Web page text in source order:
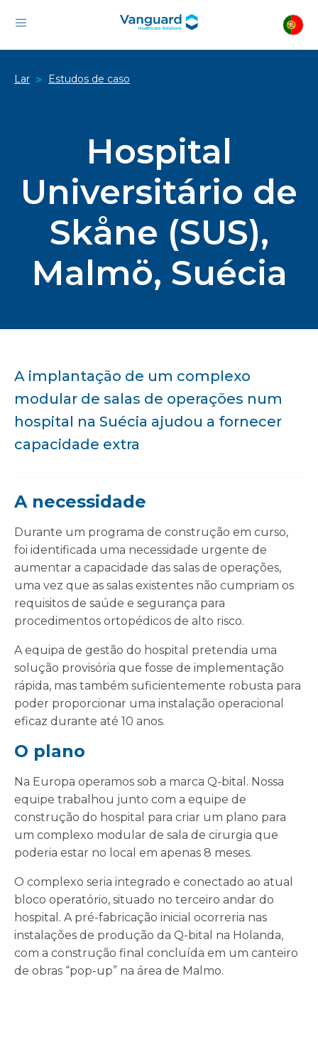
Lar > Estudos de caso
Hospital
Universitário de
Skåne (SUS),
Malmö, Suécia
A implantação de um complexo
modular de salas de operações num
hospital na Suécia ajudou a fornecer
capacidade extra
A necessidade
Durante um programa de construção em curso,
foi identificada uma necessidade urgente de
aumentar a capacidade das salas de operações,
uma vez que as salas existentes não cumpriam os
requisitos de saúde e segurança para
procedimentos ortopédicos de alto risco.
A equipa de gestão do hospital pretendia uma
solução provisória que fosse de implementação
rápida, mas também suficientemente robusta para
poder proporcionar uma instalação operacional
eficaz durante até 10 anos.
O plano
Na Europa operamos sob a marca Q-bital. Nossa
equipe trabalhou junto com a equipe de
construção do hospital para criar um plano para
um complexo modular de sala de cirurgia que
poderia estar no local em apenas 8 meses.
O complexo seria integrado e conectado ao atual
bloco operatório, situado no terceiro andar do
hospital. A pré-fabricação inicial ocorreria nas
instalações de produção da Q-bital na Holanda,
com a construção final concluída em um canteiro
de obras “pop-up” na área de Malmo.